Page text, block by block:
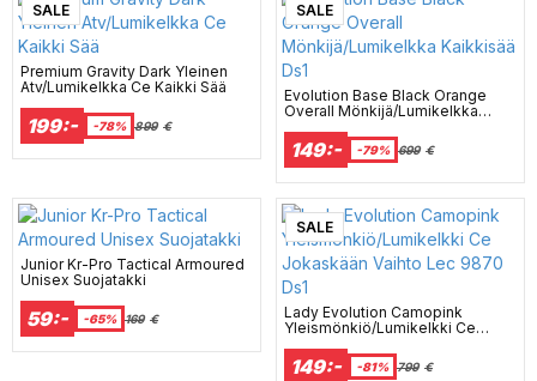
SALE
Premium Gravity Dark Yleinen
Atv/Lumikelkka Ce Kaikki Sää
199:- -78% 899 €
SALE
Evolution Base Black Orange
Overall Mönkijä/Lumikelkka
149:- -79% 699 €
Junior Kr-Pro Tactical Armoured
Unisex Suojatakki
59:- -65% 169 €
SALE
Lady Evolution Camopink
Yleismönkiö/Lumikelkki Ce
149:- -81% 799 €